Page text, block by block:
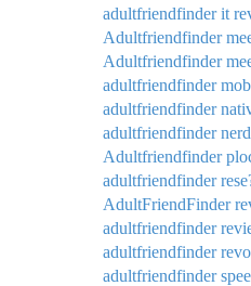
adultfriendfinder it
Adultfriendfinder
Adultfriendfinder
adultfriendfinder
adultfriendfinder
adultfriendfinder
Adultfriendfinder
adultfriendfinder
AdultFriendFinder
adultfriendfinder
adultfriendfinder
adultfriendfinder